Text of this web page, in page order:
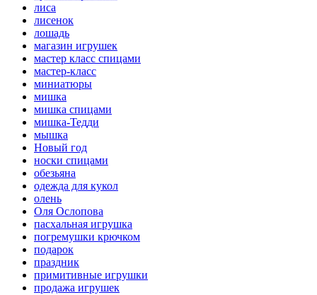
лиса
лисенок
лошадь
магазин игрушек
мастер класс спицами
мастер-класс
миниатюры
мишка
мишка спицами
мишка-Тедди
мышка
Новый год
носки спицами
обезьяна
одежда для кукол
олень
Оля Ослопова
пасхальная игрушка
погремушки крючком
подарок
праздник
примитивные игрушки
продажа игрушек